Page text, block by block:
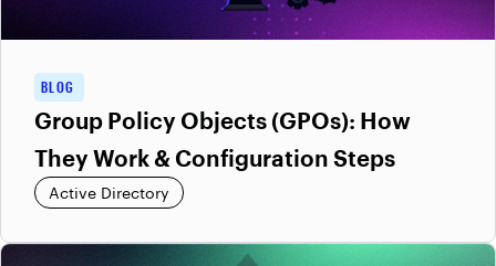
BLOG
Group Policy Objects (GPOs): How
They Work & Configuration Steps
Active Directory